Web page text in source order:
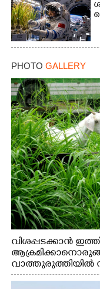
PHOTO GALLERY
വിശപ്പടക്കാൻ
വാത്തുരുത്തിയിൽ